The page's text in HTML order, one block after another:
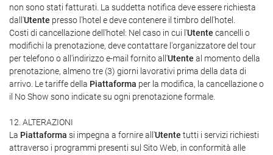
non sono stati fatturati. La suddetta notifica deve essere richiesta
dall'Utente presso l'hotel e deve contenere il timbro dell'hotel.
Costi di cancellazione dell'hotel: Nel caso in cui l'Utente cancelli o
modifichi la prenotazione, deve contattare l'organizzatore del tour
per telefono o all'indirizzo e-mail fornito all'Utente al momento della
prenotazione, almeno tre (3) giorni lavorativi prima della data di
arrivo. Le tariffe della Piattaforma per la modifica, la cancellazione o
il No Show sono indicate su ogni prenotazione formale.
12. ALTERAZIONI
La Piattaforma si impegna a fornire all'Utente tutti i servizi richiesti
attraverso i programmi presenti sul Sito Web, in conformità alle